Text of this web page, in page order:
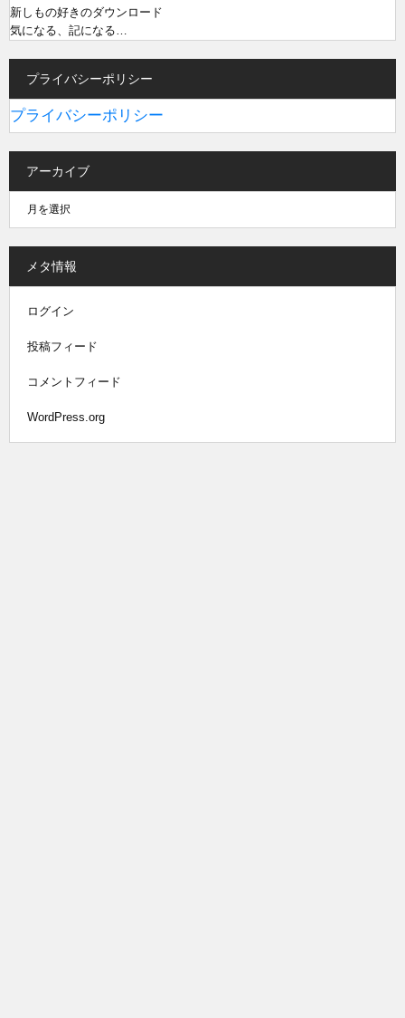
新しもの好きのダウンロード
気になる、記になる…
プライバシーポリシー
プライバシーポリシー
アーカイブ
メタ情報
ログイン
投稿フィード
コメントフィード
WordPress.org